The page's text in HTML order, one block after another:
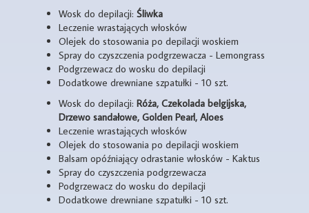
Wosk do depilacji: Śliwka
Leczenie wrastających włosków
Olejek do stosowania po depilacji woskiem
Spray do czyszczenia podgrzewacza - Lemongrass
Podgrzewacz do wosku do depilacji
Dodatkowe drewniane szpatułki - 10 szt.
Wosk do depilacji: Róża, Czekolada belgijska,
Drzewo sandałowe, Golden Pearl, Aloes
Leczenie wrastających włosków
Olejek do stosowania po depilacji woskiem
Balsam opóźniający odrastanie włosków - Kaktus
Spray do czyszczenia podgrzewacza
Podgrzewacz do wosku do depilacji
Dodatkowe drewniane szpatułki - 10 szt.